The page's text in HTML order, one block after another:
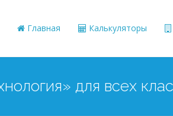
Главная Калькуляторы
для всех